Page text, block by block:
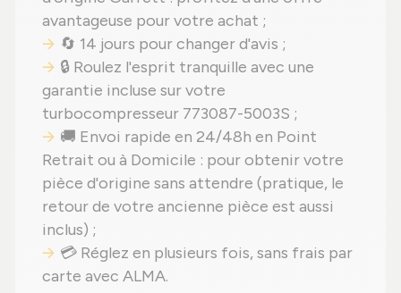
avantageuse pour votre achat ;
🔄 14 jours pour changer d'avis ;
🔒 Roulez l'esprit tranquille avec une
garantie incluse sur votre
turbocompresseur 773087-5003S ;
🚚 Envoi rapide en 24/48h en Point
Retrait ou à Domicile : pour obtenir votre
pièce d'origine sans attendre (pratique, le
retour de votre ancienne pièce est aussi
inclus) ;
💳 Réglez en plusieurs fois, sans frais par
carte avec ALMA.